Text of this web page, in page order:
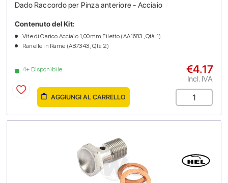
Dado Raccordo per Pinza anteriore - Acciaio
4+ Disponibile
Contenuto del Kit:
Vite di Carico Acciaio 1,00mm Filetto (AA1683 , Qtà 1)
Ranelle in Rame (AB7343 , Qtà 2)
€4.17
Incl. IVA
AGGIUNGI AL CARRELLO